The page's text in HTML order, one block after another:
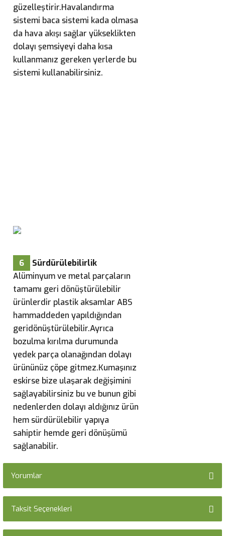
güzelleştirir.Havalandırma
sistemi baca sistemi kada olmasa
da hava akışı sağlar yükseklikten
dolayı şemsiyeyi daha kısa
kullanmanız gereken yerlerde bu
sistemi kullanabilirsiniz.
6
Sürdürülebilirlik
Alüminyum ve metal parçaların
tamamı geri dönüştürülebilir
ürünlerdir plastik aksamlar ABS
hammaddeden yapıldığından
geridönüştürülebilir.Ayrıca
bozulma kırılma durumunda
yedek parça olanağından dolayı
ürününüz çöpe gitmez.Kumaşınız
eskirse bize ulaşarak değişimini
sağlayabilirsiniz bu ve bunun gibi
nedenlerden dolayı aldığınız ürün
hem sürdürülebilir yapıya
sahiptir hemde geri dönüşümü
sağlanabilir.
Yorumlar
Taksit Seçenekleri